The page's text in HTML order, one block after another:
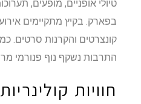
טיולי אופניים, מופעים, תערוכות,
בפארק. בקיץ מתקיימים אירועים
קונצרטים והקרנות סרטים. כמו
התרבות נשקף נוף פנורמי מרהיב
חוויות קולינריות